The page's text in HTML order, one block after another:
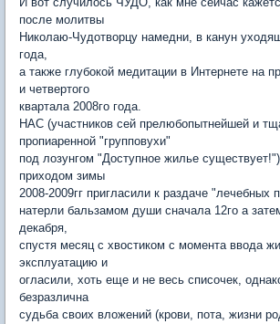
после молитвы
Николаю-Чудотворцу намедни, в канун
года,
а также глубокой медитации в Интернете на
и четвертого
квартала 2008го года.
НАС (участников сей прелюбопытнейшей и
пропиаренной "групповухи"
под лозунгом "Доступное жилье
приходом зимы
2008-2009гг пригласили к раздаче "лечебных
натерли бальзамом души сначала 12го а
декабря,
спустя месяц с хвостиком с момента ввода
эксплуатацию и
огласили, хоть еще и не весь списочек,
безразлична
судьба своих вложений (крови, пота, жизни